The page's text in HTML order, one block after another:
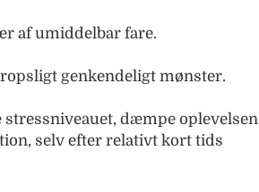
af umiddelbar fare.
genkendeligt mønster.
dæmpe oplevelsen
selv efter relativt kort tids